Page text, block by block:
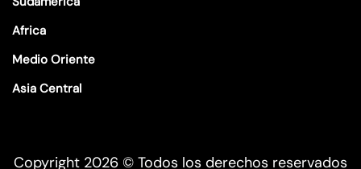
Africa
Medio Oriente
Asia Central
Copyright 2026 © Todos los derechos reservados